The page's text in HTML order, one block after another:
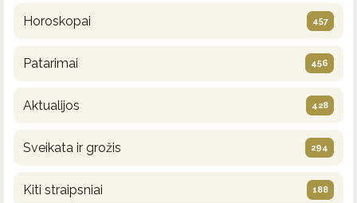
Horoskopai 457
Patarimai 456
Aktualijos 428
Sveikata ir grožis 294
Kiti straipsniai 188